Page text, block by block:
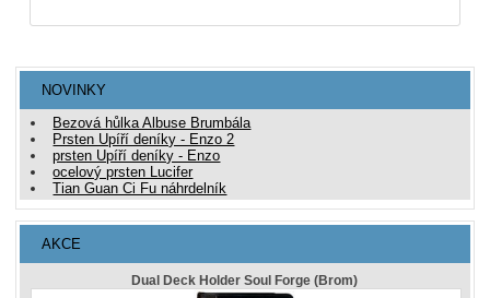
NOVINKY
Bezová hůlka Albuse Brumbála
Prsten Upíří deníky - Enzo 2
prsten Upíří deníky - Enzo
ocelový prsten Lucifer
Tian Guan Ci Fu náhrdelník
AKCE
Dual Deck Holder Soul Forge (Brom)